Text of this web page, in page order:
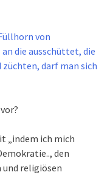
von
die ausschüttet, die
darf man sich
„indem ich mich
den
religiösen